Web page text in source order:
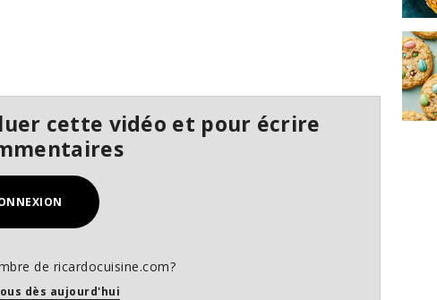
cette vidéo et pour écrire
de ricardocuisine.com?
dès aujourd'hui